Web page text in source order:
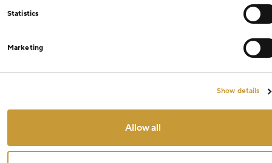
Statistics
Marketing
Show details
Allow all